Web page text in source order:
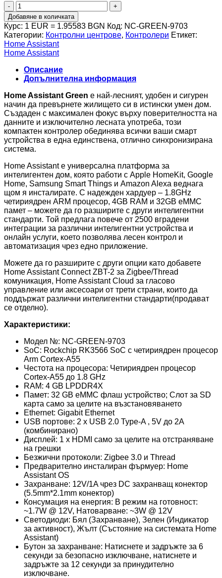
количество
за
Home
Assistant
Green
Добавяне в количката
Курс: 1 EUR = 1.95583 BGN Код: NC-GREEN-9703
Категории: Контролни центрове, Контролери Етикет:
Home Assistant
Home Assistant
Описание
Допълнителна информация
Home Assistant Green е най-лесният, удобен и сигурен
начин да превърнете жилището си в истински умен дом.
Създаден с максимален фокус върху поверителността на
данните и изключително лесната употреба, този
компактен контролер обединява всички ваши смарт
устройства в една единствена, отлично синхронизирана
система.
Home Assistant е универсална платформа за
интелигентен дом, която работи с Apple HomeKit, Google
Home, Samsung Smart Things и Amazon Alexa веднага
щом я инсталирате. С надежден хардуер – 1.8GHz
четириядрен ARM процесор, 4GB RAM и 32GB eMMC
памет – можете да го разширите с други интелигентни
стандарти. Той предлага повече от 2500 вградени
интеграции за различни интелигентни устройства и
онлайн услуги, което позволява лесен контрол и
автоматизация чрез едно приложение.
Можете да го разширите с други опции като добавете
Home Assistant Connect ZBT-2 за Zigbee/Thread
комуникация, Home Assistant Cloud за гласово
управление или аксесоари от трети страни, които да
поддържат различни интелигентни стандарти(продават
се отделно).
Характеристики:
Модел №: NC-GREEN-9703
SoC: Rockchip RK3566 SoC с четириядрен процесор
Arm Cortex-A55
Честота на процесора: Четириядрен процесор
Cortex-A55 до 1.8 GHz
RAM: 4 GB LPDDR4X
Памет: 32 GB eMMC флаш устройство; Слот за SD
карта само за целите на възстановяването
Ethernet: Gigabit Ethernet
USB портове: 2 x USB 2.0 Type-A , 5V до 2A
(комбинирано)
Дисплей: 1 x HDMI само за целите на отстраняване
на грешки
Безжични протоколи: Zigbee 3.0 и Thread
Предварително инсталиран фърмуер: Home
Assistant OS
Захранване: 12V/1A чрез DC захранващ конектор
(5.5mm*2.1mm конектор)
Консумация на енергия: В режим на готовност:
~1.7W @ 12V, Натоварване: ~3W @ 12V
Светодиоди: Бял (Захранване), Зелен (Индикатор
за активност), Жълт (Състояние на системата Home
Assistant)
Бутон за захранване: Натиснете и задръжте за 6
секунди за безопасно изключване, натиснете и
задръжте за 12 секунди за принудително
изключване.